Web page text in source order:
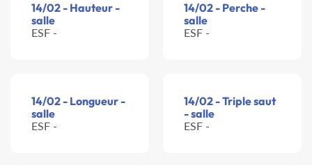
14/02 - Hauteur -
salle
ESF -
14/02 - Perche -
salle
ESF -
14/02 - Longueur -
salle
ESF -
14/02 - Triple saut
- salle
ESF -